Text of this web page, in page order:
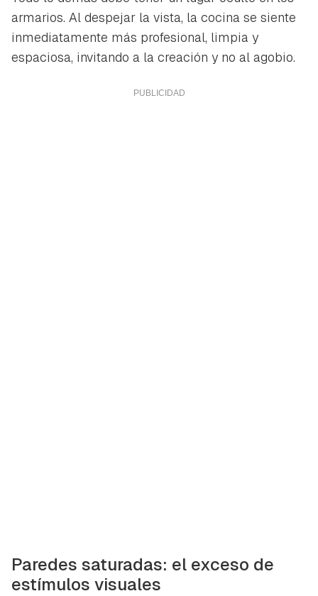
armarios. Al despejar la vista, la cocina se siente
inmediatamente más profesional, limpia y
espaciosa, invitando a la creación y no al agobio.
Paredes saturadas: el exceso de
estímulos visuales